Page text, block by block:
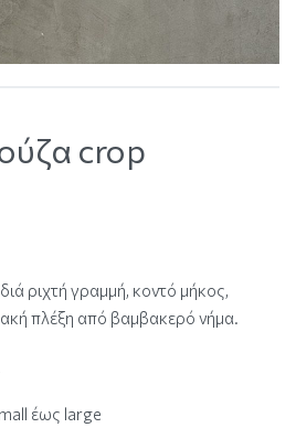
crop
ριχτή γραμμή, κοντό μήκος,
πλέξη από βαμβακερό νήμα.
έως large